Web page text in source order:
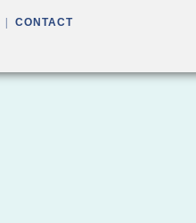
CONTACT